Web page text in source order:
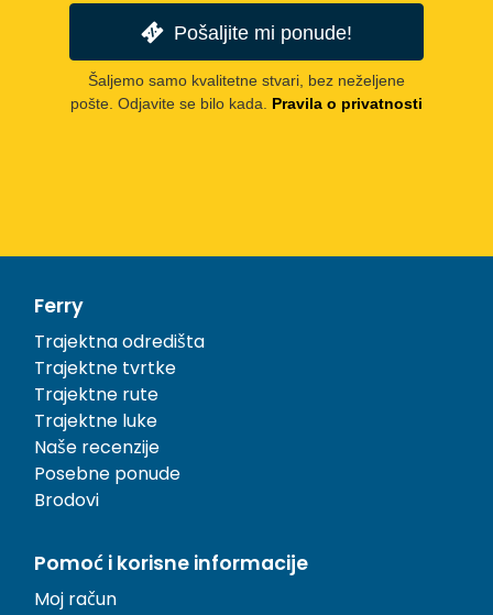
Pošaljite mi ponude!
Šaljemo samo kvalitetne stvari, bez neželjene
pošte. Odjavite se bilo kada.
Pravila o privatnosti
Ferry
Trajektna odredišta
Trajektne tvrtke
Trajektne rute
Trajektne luke
Naše recenzije
Posebne ponude
Brodovi
Pomoć i korisne informacije
Moj račun